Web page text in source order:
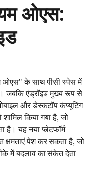
ओएस:
ओएस" के साथ पीसी स्पेस में
जबकि एंड्रॉइड मुख्य रूप से
और डेस्कटॉप कंप्यूटिंग
किया गया है, जो
है। यह नया प्लेटफॉर्म
क्षमताएं पेश कर सकता है, जो
में बदलाव का संकेत देता